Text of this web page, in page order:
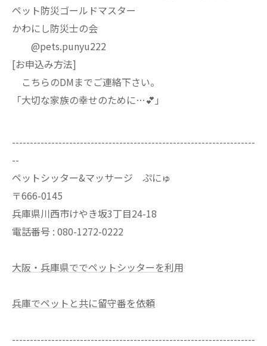
ペット防災ゴールドマスター
かわにし防災士の会
@pets.punyu222
[お申込み方法]
こちらのDMまでご連絡下さい。
「大切な家族の幸せのために…💕」
--------------------------------------------------------------------
--
ペットシッター&マッサージ ぷにゅ
〒666-0145
兵庫県川西市けやき坂3丁目24-18
電話番号 : 080-1272-0222
大阪・兵庫県ででペットシッターを利用
兵庫でペットと共に留守番を依頼
--------------------------------------------------------------------